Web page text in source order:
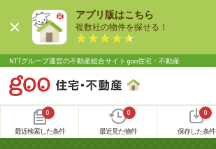
アプリ版はこちら
複数社の物件を探せる！
NTTグループ運営の不動産総合サイト goo住宅・不動産
0
最近検索した条件
0
最近見た物件
0
保存した条件